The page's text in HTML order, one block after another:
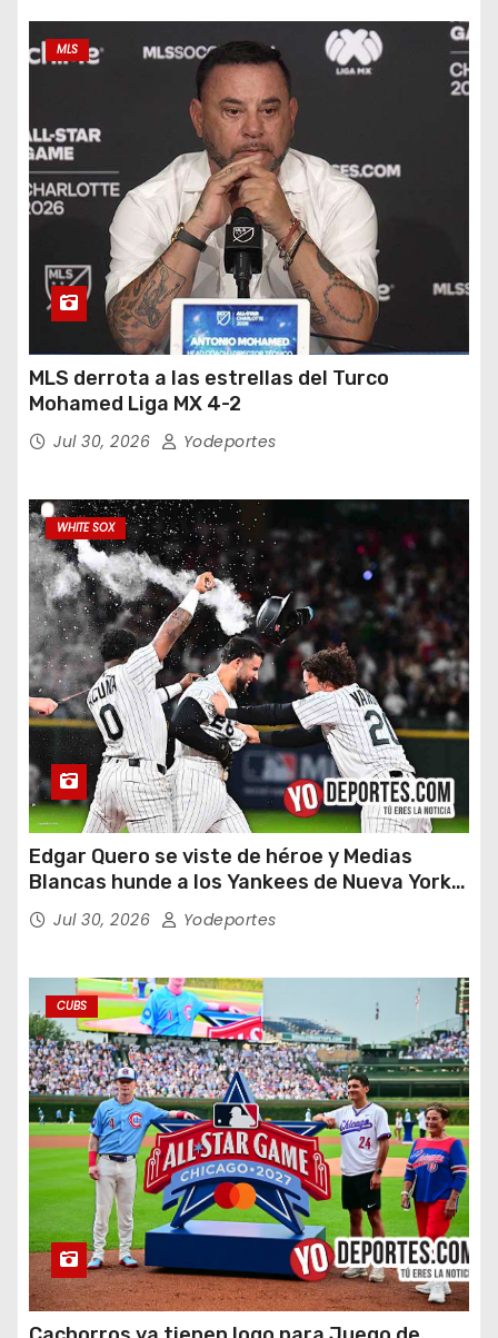
MLS
MLS derrota a las estrellas del Turco
Mohamed Liga MX 4-2
Jul 30, 2026 Yodeportes
WHITE SOX
Edgar Quero se viste de héroe y Medias
Blancas hunde a los Yankees de Nueva York
en doce entradas
Jul 30, 2026 Yodeportes
CUBS